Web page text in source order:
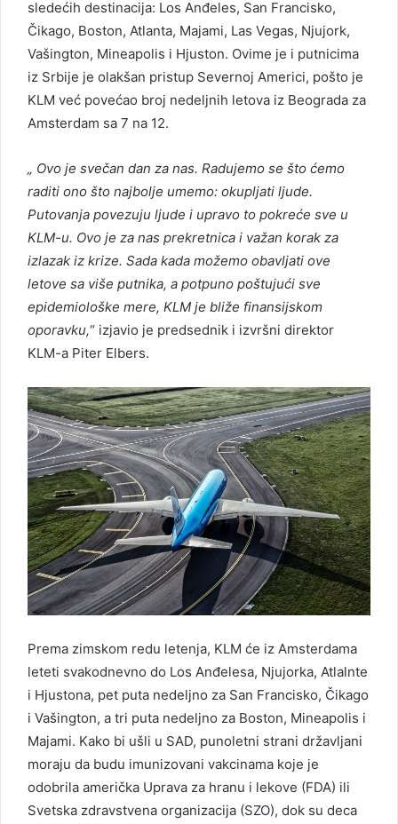
sledećih destinacija: Los Anđeles, San Francisko,
Čikago, Boston, Atlanta, Majami, Las Vegas, Njujork,
Vašington, Mineapolis i Hjuston. Ovime je i putnicima
iz Srbije je olakšan pristup Severnoj Americi, pošto je
KLM već povećao broj nedeljnih letova iz Beograda za
Amsterdam sa 7 na 12.
„ Ovo je svečan dan za nas. Radujemo se što ćemo
raditi ono što najbolje umemo: okupljati ljude.
Putovanja povezuju ljude i upravo to pokreće sve u
KLM-u. Ovo je za nas prekretnica i važan korak za
izlazak iz krize. Sada kada možemo obavljati ove
letove sa više putnika, a potpuno poštujući sve
epidemiološke mere, KLM je bliže finansijskom
oporavku,“ izjavio je predsednik i izvršni direktor
KLM-a Piter Elbers.
Prema zimskom redu letenja, KLM će iz Amsterdama
leteti svakodnevno do Los Anđelesa, Njujorka, Atlalnte
i Hjustona, pet puta nedeljno za San Francisko, Čikago
i Vašington, a tri puta nedeljno za Boston, Mineapolis i
Majami. Kako bi ušli u SAD, punoletni strani državljani
moraju da budu imunizovani vakcinama koje je
odobrila američka Uprava za hranu i lekove (FDA) ili
Svetska zdravstvena organizacija (SZO), dok su deca